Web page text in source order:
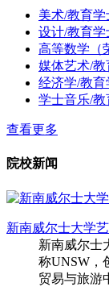
美术/教育学
设计/教育学
高等数学（
媒体艺术/教
经济学/教育
学士音乐/教
查看更多
院校新闻
新南威尔士大学
新南威尔士
称UNSW，
贸易与旅游